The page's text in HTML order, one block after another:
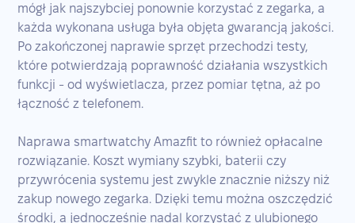
mógł jak najszybciej ponownie korzystać z zegarka, a
każda wykonana usługa była objęta gwarancją jakości.
Po zakończonej naprawie sprzęt przechodzi testy,
które potwierdzają poprawność działania wszystkich
funkcji - od wyświetlacza, przez pomiar tętna, aż po
łączność z telefonem.
Naprawa smartwatchy Amazfit to również opłacalne
rozwiązanie. Koszt wymiany szybki, baterii czy
przywrócenia systemu jest zwykle znacznie niższy niż
zakup nowego zegarka. Dzięki temu można oszczędzić
środki, a jednocześnie nadal korzystać z ulubionego